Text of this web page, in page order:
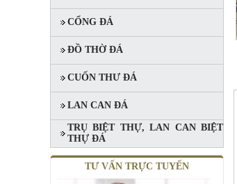
CỔNG ĐÁ
ĐỒ THỜ ĐÁ
CUỐN THƯ ĐÁ
LAN CAN ĐÁ
TRỤ BIỆT THỰ, LAN CAN BIỆT
THỰ ĐÁ
TƯ VẤN TRỰC TUYẾN
MỘ ĐÁ BA MÁI XANH RÊU
Mã SP: MBMĐ 03
60.000.000 đ